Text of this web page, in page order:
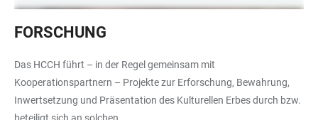
Person,
die
erklärt.
Im
Hintergrund
sind
sehen
marokkanische
Musiker,
die,
FORSCHUNG
Das HCCH führt – in der Regel gemeinsam mit
Kooperationspartnern – Projekte zur Erforschung, Bewahrung,
Inwertsetzung und Präsentation des Kulturellen Erbes durch bzw.